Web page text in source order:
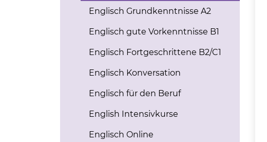
Englisch Grundkenntnisse A2
Englisch gute Vorkenntnisse B1
Englisch Fortgeschrittene B2/C1
Englisch Konversation
Englisch für den Beruf
English Intensivkurse
Englisch Online